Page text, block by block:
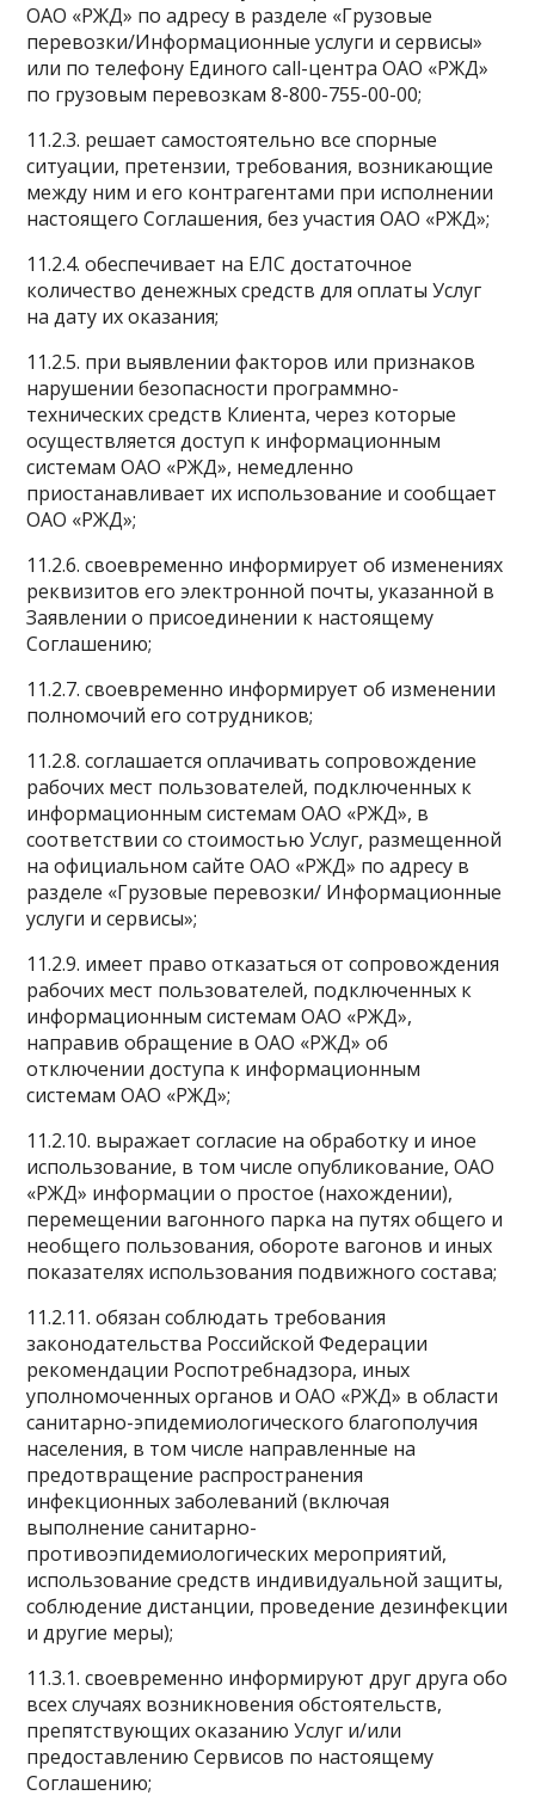
ОАО «РЖД» по адресу в разделе «Грузовые
перевозки/Информационные услуги и сервисы»
или по телефону Единого call-центра ОАО «РЖД»
по грузовым перевозкам 8-800-755-00-00;
11.2.3. решает самостоятельно все спорные
ситуации, претензии, требования, возникающие
между ним и его контрагентами при исполнении
настоящего Соглашения, без участия ОАО «РЖД»;
11.2.4. обеспечивает на ЕЛС достаточное
количество денежных средств для оплаты Услуг
на дату их оказания;
11.2.5. при выявлении факторов или признаков
нарушении безопасности программно-
технических средств Клиента, через которые
осуществляется доступ к информационным
системам ОАО «РЖД», немедленно
приостанавливает их использование и сообщает
ОАО «РЖД»;
11.2.6. своевременно информирует об изменениях
реквизитов его электронной почты, указанной в
Заявлении о присоединении к настоящему
Соглашению;
11.2.7. своевременно информирует об изменении
полномочий его сотрудников;
11.2.8. соглашается оплачивать сопровождение
рабочих мест пользователей, подключенных к
информационным системам ОАО «РЖД», в
соответствии со стоимостью Услуг, размещенной
на официальном сайте ОАО «РЖД» по адресу в
разделе «Грузовые перевозки/ Информационные
услуги и сервисы»;
11.2.9. имеет право отказаться от сопровождения
рабочих мест пользователей, подключенных к
информационным системам ОАО «РЖД»,
направив обращение в ОАО «РЖД» об
отключении доступа к информационным
системам ОАО «РЖД»;
11.2.10. выражает согласие на обработку и иное
использование, в том числе опубликование, ОАО
«РЖД» информации о простое (нахождении),
перемещении вагонного парка на путях общего и
необщего пользования, обороте вагонов и иных
показателях использования подвижного состава;
11.2.11. обязан соблюдать требования
законодательства Российской Федерации
рекомендации Роспотребнадзора, иных
уполномоченных органов и ОАО «РЖД» в области
санитарно-эпидемиологического благополучия
населения, в том числе направленные на
предотвращение распространения
инфекционных заболеваний (включая
выполнение санитарно-
противоэпидемиологических мероприятий,
использование средств индивидуальной защиты,
соблюдение дистанции, проведение дезинфекции
и другие меры);
11.3.1. своевременно информируют друг друга обо
всех случаях возникновения обстоятельств,
препятствующих оказанию Услуг и/или
предоставлению Сервисов по настоящему
Соглашению;